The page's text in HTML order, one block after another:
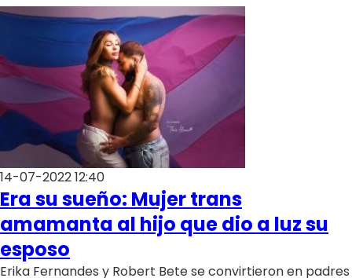
14-07-2022 12:40
Era su sueño: Mujer trans
amamanta al hijo que dio a luz su
esposo
Erika Fernandes y Robert Bete se convirtieron en padres
El Tiempo
Todos Los Programas